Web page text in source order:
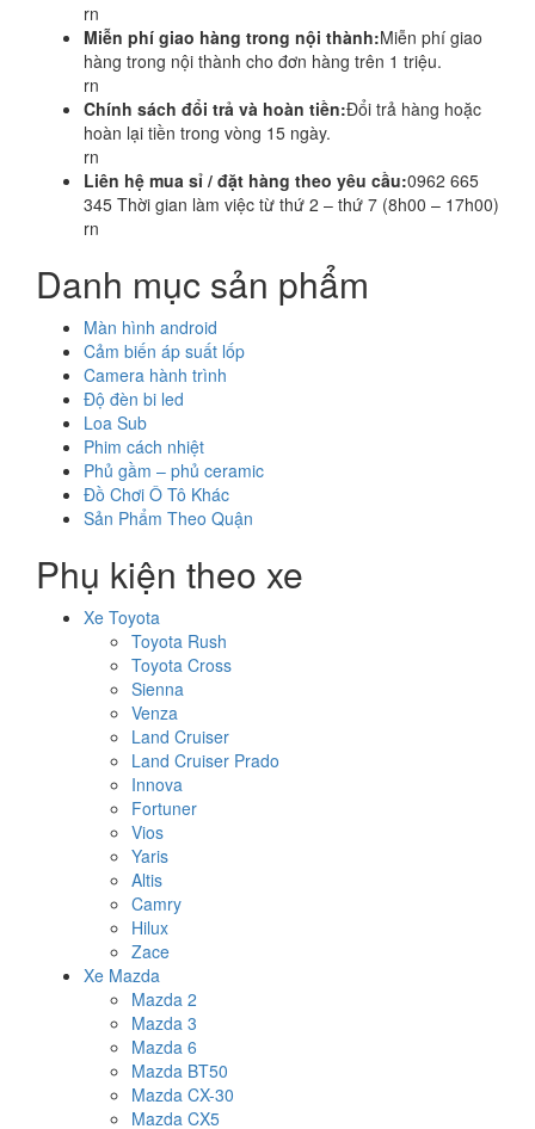
rn
Miễn phí giao hàng trong nội thành:Miễn phí giao
hàng trong nội thành cho đơn hàng trên 1 triệu.
rn
Chính sách đổi trả và hoàn tiền:Đổi trả hàng hoặc
hoàn lại tiền trong vòng 15 ngày.
rn
Liên hệ mua sỉ / đặt hàng theo yêu cầu:0962 665
345 Thời gian làm việc từ thứ 2 – thứ 7 (8h00 – 17h00)
rn
Danh mục sản phẩm
Màn hình android
Cảm biến áp suất lốp
Camera hành trình
Độ đèn bi led
Loa Sub
Phim cách nhiệt
Phủ gầm – phủ ceramic
Đồ Chơi Ô Tô Khác
Sản Phẩm Theo Quận
Phụ kiện theo xe
Xe Toyota
Toyota Rush
Toyota Cross
Sienna
Venza
Land Cruiser
Land Cruiser Prado
Innova
Fortuner
Vios
Yaris
Altis
Camry
Hilux
Zace
Xe Mazda
Mazda 2
Mazda 3
Mazda 6
Mazda BT50
Mazda CX-30
Mazda CX5